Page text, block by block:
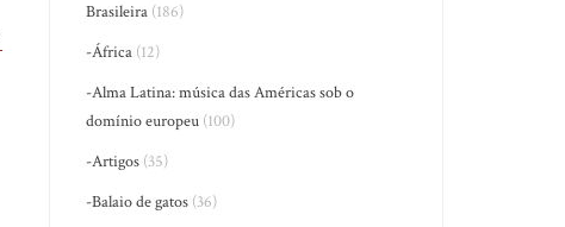
Brasileira (186)
-África (12)
-Alma Latina: música das Américas sob o
domínio europeu (100)
-Artigos (35)
-Balaio de gatos (36)